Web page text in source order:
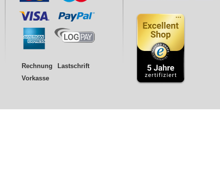
Rechnung
Lastschrift
Vorkasse